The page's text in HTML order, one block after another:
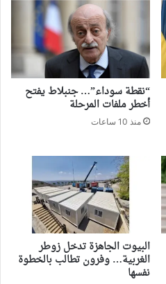
“نقطة سوداء”… جنبلاط يفتح
أخطر ملفات المرحلة
منذ 10 ساعات
البيوت الجاهزة تدخل زوطر
الغربية… وفرون تطالب بالخطوة
نفسها